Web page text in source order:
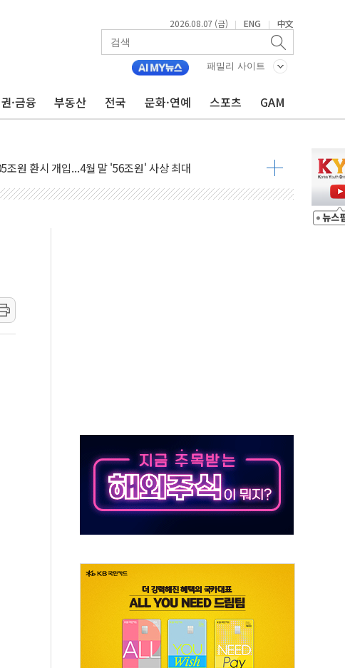
2026.08.07 (금) | ENG | 中文
패밀리 사이트
·금융 부동산 전국 문화·연예 스포츠 GAM
난간 무너져…대전서 50대 일용직 추락 사망
검, '尹 관저 이전 감사 무마' 유병호 감사위원 구속 기소
이버…내년 AI 팩토리 매출 본격화
창업재단, 스타트업 지원 프로그램 성료
사기 혐의' 차가원 대표 구속 송치
오피스텔 살인' 50대 남성 구속 송치
조에 유럽 패싱… '유로화 팔아 엔화 부양' 사후 통보만
최고치…'닥터 코퍼'가 말하는 경기 신호가 달라졌다
호치민 노선 재개...3년 2개월 만
규모 美 전력 케이블 수주
지주 동반 강세…배터리3사 일제히 상승
고려대 구로병원과 AI 정밀의료 협력
세제혜택 3년 더...중기부, '피터팬 증후군' 완화 나선다
프, 흑자 전환·LFP 공급 본격화에 15%대 급등
포트 8월 7일]